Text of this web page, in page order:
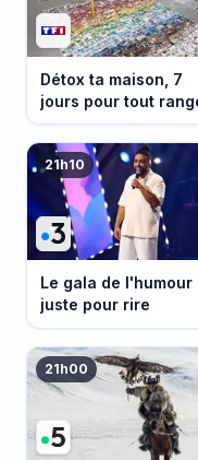
Détox ta maison, 7
jours pour tout
21h10
Le gala de l'humour
juste pour rire
21h00